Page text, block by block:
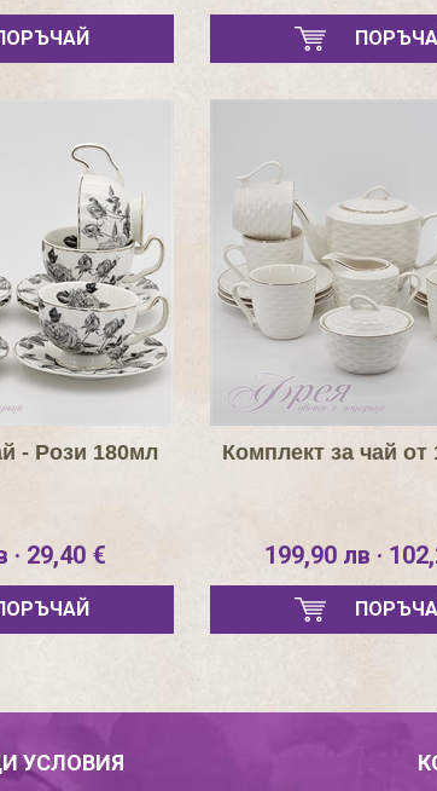
- Рози 180мл
· 29,40 €
Комплект за чай от
199,90 лв ·
УСЛОВИЯ